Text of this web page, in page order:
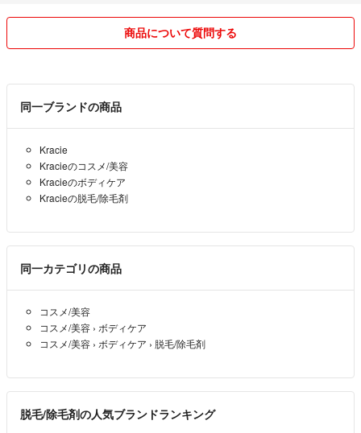
商品について質問する
同一ブランドの商品
Kracie
Kracieのコスメ/美容
Kracieのボディケア
Kracieの脱毛/除毛剤
同一カテゴリの商品
コスメ/美容
コスメ/美容 › ボディケア
コスメ/美容 › ボディケア › 脱毛/除毛剤
脱毛/除毛剤の人気ブランドランキング